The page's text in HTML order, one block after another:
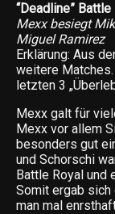
“Deadline” Battle
Mexx besiegt
Miguel Ramirez
Erklärung: Aus
weitere
letzten 3
Mexx galt für
Mexx vor allem
besonders gut
und Schorschi
Battle Royal und
Somit ergab sich
man mal